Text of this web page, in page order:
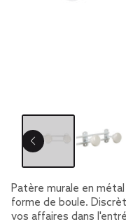
Patère murale en
forme de boule.
vos affaires dans